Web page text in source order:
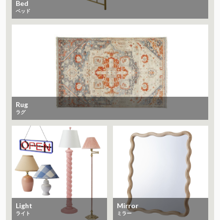
Bed
ベッド
Rug
ラグ
Light
ライト
Mirror
ミラー